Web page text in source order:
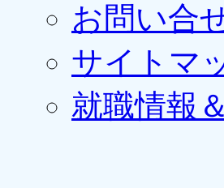
お問い合
サイトマ
就職情報